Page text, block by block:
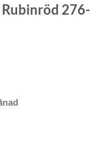
276-